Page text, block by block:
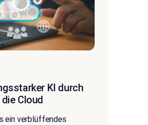
KI durch
Cloud
ein verblüffendes